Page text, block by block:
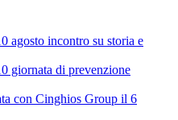
incontro su storia e
giornata di prevenzione
con Cinghios Group il 6